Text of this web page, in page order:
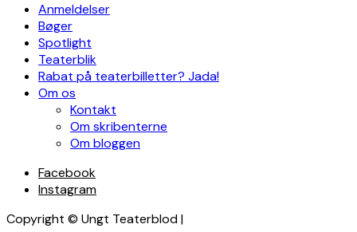
Anmeldelser
Bøger
Spotlight
Teaterblik
Rabat på teaterbilletter? Jada!
Om os
Kontakt
Om skribenterne
Om bloggen
Facebook
Instagram
Copyright © Ungt Teaterblod |